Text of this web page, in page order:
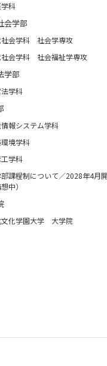
科
会学部
社会学科 社会学専攻
社会学科 社会福祉学専攻
学部
学科
報システム学科
境学科
学科
課程制について／2028年4月
中）
文化学園大学 大学院